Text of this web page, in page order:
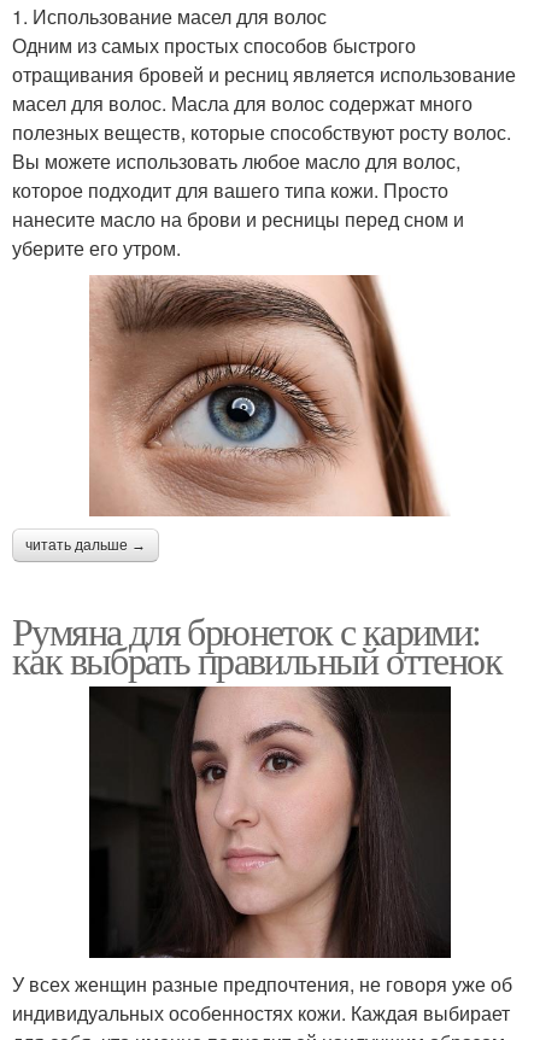
1. Использование масел для волос
Одним из самых простых способов быстрого
отращивания бровей и ресниц является использование
масел для волос. Масла для волос содержат много
полезных веществ, которые способствуют росту волос.
Вы можете использовать любое масло для волос,
которое подходит для вашего типа кожи. Просто
нанесите масло на брови и ресницы перед сном и
уберите его утром.
читать дальше →
Румяна для брюнеток с карими:
как выбрать правильный оттенок
У всех женщин разные предпочтения, не говоря уже об
индивидуальных особенностях кожи. Каждая выбирает